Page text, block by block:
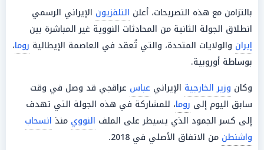
بالتزامن مع هذه التصريحات، أعلن التلفزيون الإيراني الرسمي
انطلاق الجولة الثانية من المحادثات النووية غير المباشرة بين
إيران والولايات المتحدة، والتي تُعقد في العاصمة الإيطالية روما،
بوساطة أوروبية.
وكان وزير الخارجية الإيراني عباس عراقجي قد وصل في وقت
سابق اليوم إلى روما، للمشاركة في هذه الجولة التي تهدف
إلى كسر الجمود الذي يسيطر على الملف النووي منذ انسحاب
واشنطن من الاتفاق الأصلي في 2018.